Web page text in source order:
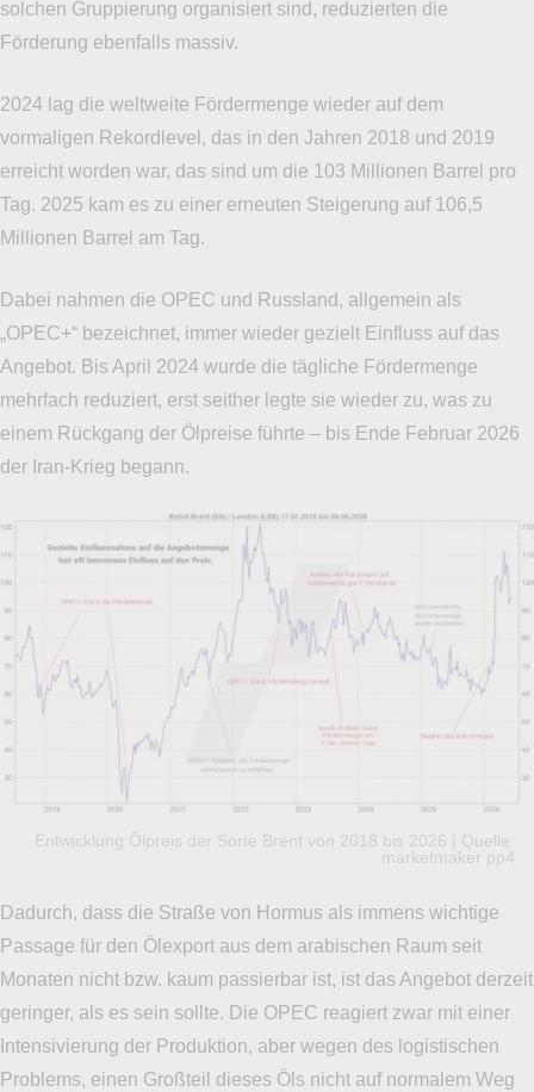
solchen Gruppierung organisiert sind, reduzierten die
Förderung ebenfalls massiv.
2024 lag die weltweite Fördermenge wieder auf dem
vormaligen Rekordlevel, das in den Jahren 2018 und 2019
erreicht worden war, das sind um die 103 Millionen Barrel pro
Tag. 2025 kam es zu einer erneuten Steigerung auf 106,5
Millionen Barrel am Tag.
Dabei nahmen die OPEC und Russland, allgemein als
„OPEC+“ bezeichnet, immer wieder gezielt Einfluss auf das
Angebot. Bis April 2024 wurde die tägliche Fördermenge
mehrfach reduziert, erst seither legte sie wieder zu, was zu
einem Rückgang der Ölpreise führte – bis Ende Februar 2026
der Iran-Krieg begann.
Entwicklung Ölpreis der Sorte Brent von 2018 bis 2026 | Quelle:
marketmaker pp4
Dadurch, dass die Straße von Hormus als immens wichtige
Passage für den Ölexport aus dem arabischen Raum seit
Monaten nicht bzw. kaum passierbar ist, ist das Angebot derzeit
geringer, als es sein sollte. Die OPEC reagiert zwar mit einer
Intensivierung der Produktion, aber wegen des logistischen
Problems, einen Großteil dieses Öls nicht auf normalem Weg